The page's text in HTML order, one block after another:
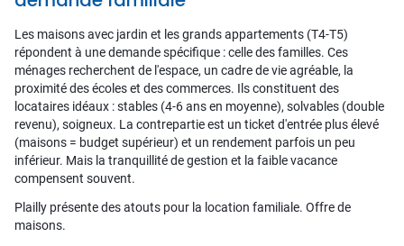
Les maisons avec jardin et les grands appartements (T4-T5)
répondent à une demande spécifique : celle des familles. Ces
ménages recherchent de l'espace, un cadre de vie agréable, la
proximité des écoles et des commerces. Ils constituent des
locataires idéaux : stables (4-6 ans en moyenne), solvables (double
revenu), soigneux. La contrepartie est un ticket d'entrée plus élevé
(maisons = budget supérieur) et un rendement parfois un peu
inférieur. Mais la tranquillité de gestion et la faible vacance
compensent souvent.
Plailly présente des atouts pour la location familiale. Offre de
maisons.